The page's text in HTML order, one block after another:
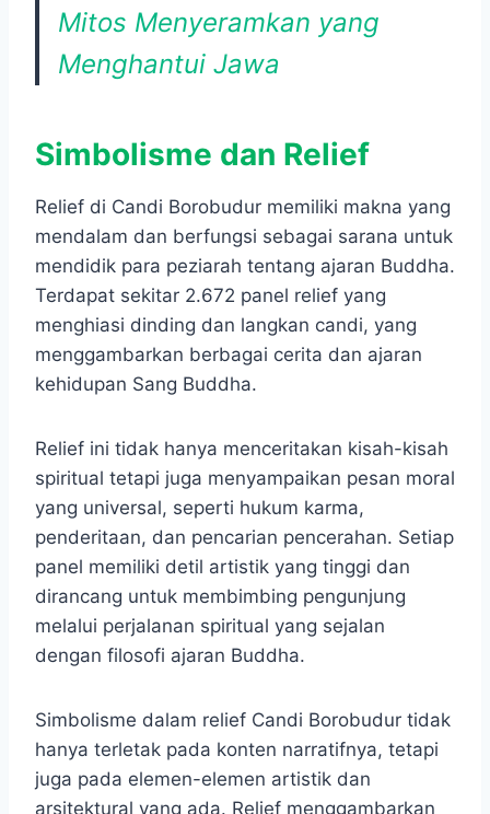
Mitos Menyeramkan yang
Menghantui Jawa
Simbolisme dan Relief
Relief di Candi Borobudur memiliki makna yang
mendalam dan berfungsi sebagai sarana untuk
mendidik para peziarah tentang ajaran Buddha.
Terdapat sekitar 2.672 panel relief yang
menghiasi dinding dan langkan candi, yang
menggambarkan berbagai cerita dan ajaran
kehidupan Sang Buddha.
Relief ini tidak hanya menceritakan kisah-kisah
spiritual tetapi juga menyampaikan pesan moral
yang universal, seperti hukum karma,
penderitaan, dan pencarian pencerahan. Setiap
panel memiliki detil artistik yang tinggi dan
dirancang untuk membimbing pengunjung
melalui perjalanan spiritual yang sejalan
dengan filosofi ajaran Buddha.
Simbolisme dalam relief Candi Borobudur tidak
hanya terletak pada konten narratifnya, tetapi
juga pada elemen-elemen artistik dan
arsitektural yang ada. Relief menggambarkan